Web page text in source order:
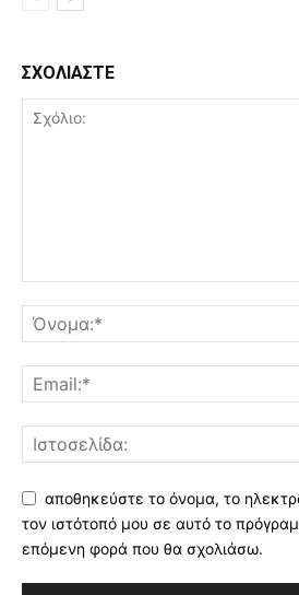
ΣΧΟΛΙΑΣΤΕ
αποθηκεύστε το όνομα, το
τον ιστότοπό μου σε αυτό το
επόμενη φορά που θα σχολιάσω.